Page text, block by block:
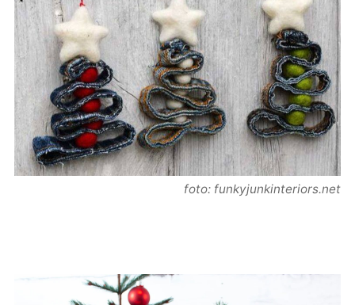
foto: funkyjunkinteriors.net